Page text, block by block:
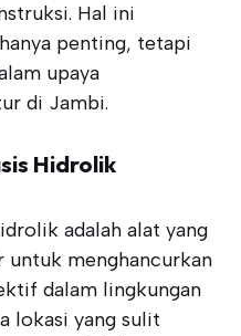
Hal ini
penting, tetapi
upaya
di Jambi.
Hidrolik
adalah alat yang
untuk menghancurkan
dalam lingkungan
lokasi yang sulit